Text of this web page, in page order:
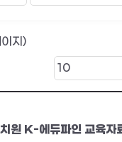
지)
원 K-에듀파인 교육자